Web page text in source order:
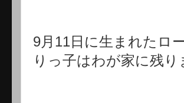
9月11日に生まれたロ
りっ子はわが家に残り